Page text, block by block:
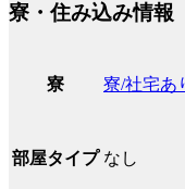
寮・住み込み情報
寮 寮/社宅あ
部屋タイプ なし